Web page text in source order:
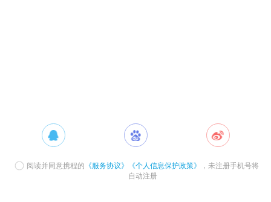
阅读并同意携程的 《服务协议》 《个人信息保护政策》
，未注册手机号将
自动注册